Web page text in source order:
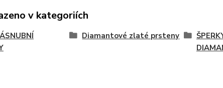
v kategoriích
Diamantové zlaté prsteny